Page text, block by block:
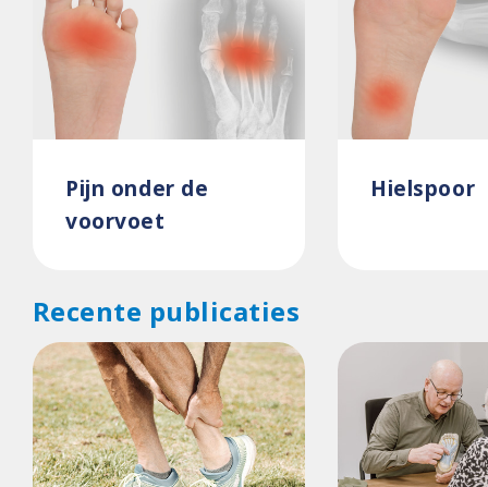
Pijn onder de
voorvoet
Hielspoor
Recente publicaties